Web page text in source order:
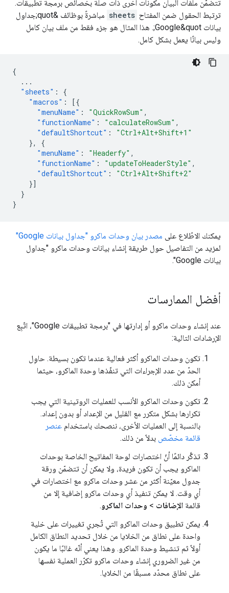
تتضمّن ملفات البيان مكونات أخرى ذات صلة بخصائص برمجة تطبيقات.
ترتبط الحقول ضمن المفتاح sheets
مباشرةً بوظائف &quot;جداول
بيانات Google&quot;. هذا المثال هو جزء فقط من ملف بيان كامل
وليس بيانًا يعمل بشكل كامل.
{
...
"sheets" :
{
"macros" :
[{
"menuName" : "QuickRowSum" ,
"functionName" : "calculateRowSum" ,
"defaultShortcut" :
"Ctrl+Alt+Shift+1"
},
{
"menuName" : "Headerfy" ,
"functionName" : "updateToHeaderStyle" ,
"defaultShortcut" :
"Ctrl+Alt+Shift+2"
}]
}
}
يمكنك الاطّلاع على مصدر بيان وحدات ماكرو "جداول بيانات Google"
لمزيد من التفاصيل حول طريقة إنشاء بيانات وحدات ماكرو "جداول
بيانات Google".
أفضل الممارسات
عند إنشاء وحدات ماكرو أو إدارتها في "برمجة تطبيقات Google"، اتّبِع
الإرشادات التالية:
تكون وحدات الماكرو أكثر فعالية عندما تكون بسيطة. حاوِل
الحدّ من عدد الإجراءات التي تنفّذها وحدة الماكرو، حيثما
أمكن ذلك.
تكون وحدات الماكرو الأنسب للعمليات الروتينية التي يجب
تكرارها بشكل متكرر مع القليل من الإعداد أو بدون إعداد.
بالنسبة إلى العمليات الأخرى، ننصحك باستخدام عنصر
قائمة مخصّص بدلاً من ذلك.
تذكَّر دائمًا أنّ اختصارات لوحة المفاتيح الخاصة بوحدات
الماكرو يجب أن تكون فريدة، ولا يمكن أن تتضمّن ورقة
جدول معيّنة أكثر من عشر وحدات ماكرو مع اختصارات في
أي وقت. لا يمكن تنفيذ أي وحدات ماكرو إضافية إلا من
قائمة الإضافات > وحدات الماكرو.
يمكن تطبيق وحدات الماكرو التي تُجري تغييرات على خلية
واحدة على نطاق من الخلايا من خلال تحديد النطاق الكامل
أولاً ثم تنشيط وحدة الماكرو. وهذا يعني أنّه غالبًا ما يكون
من غير الضروري إنشاء وحدات ماكرو تكرّر العملية نفسها
على نطاق محدّد مسبقًا من الخلايا.